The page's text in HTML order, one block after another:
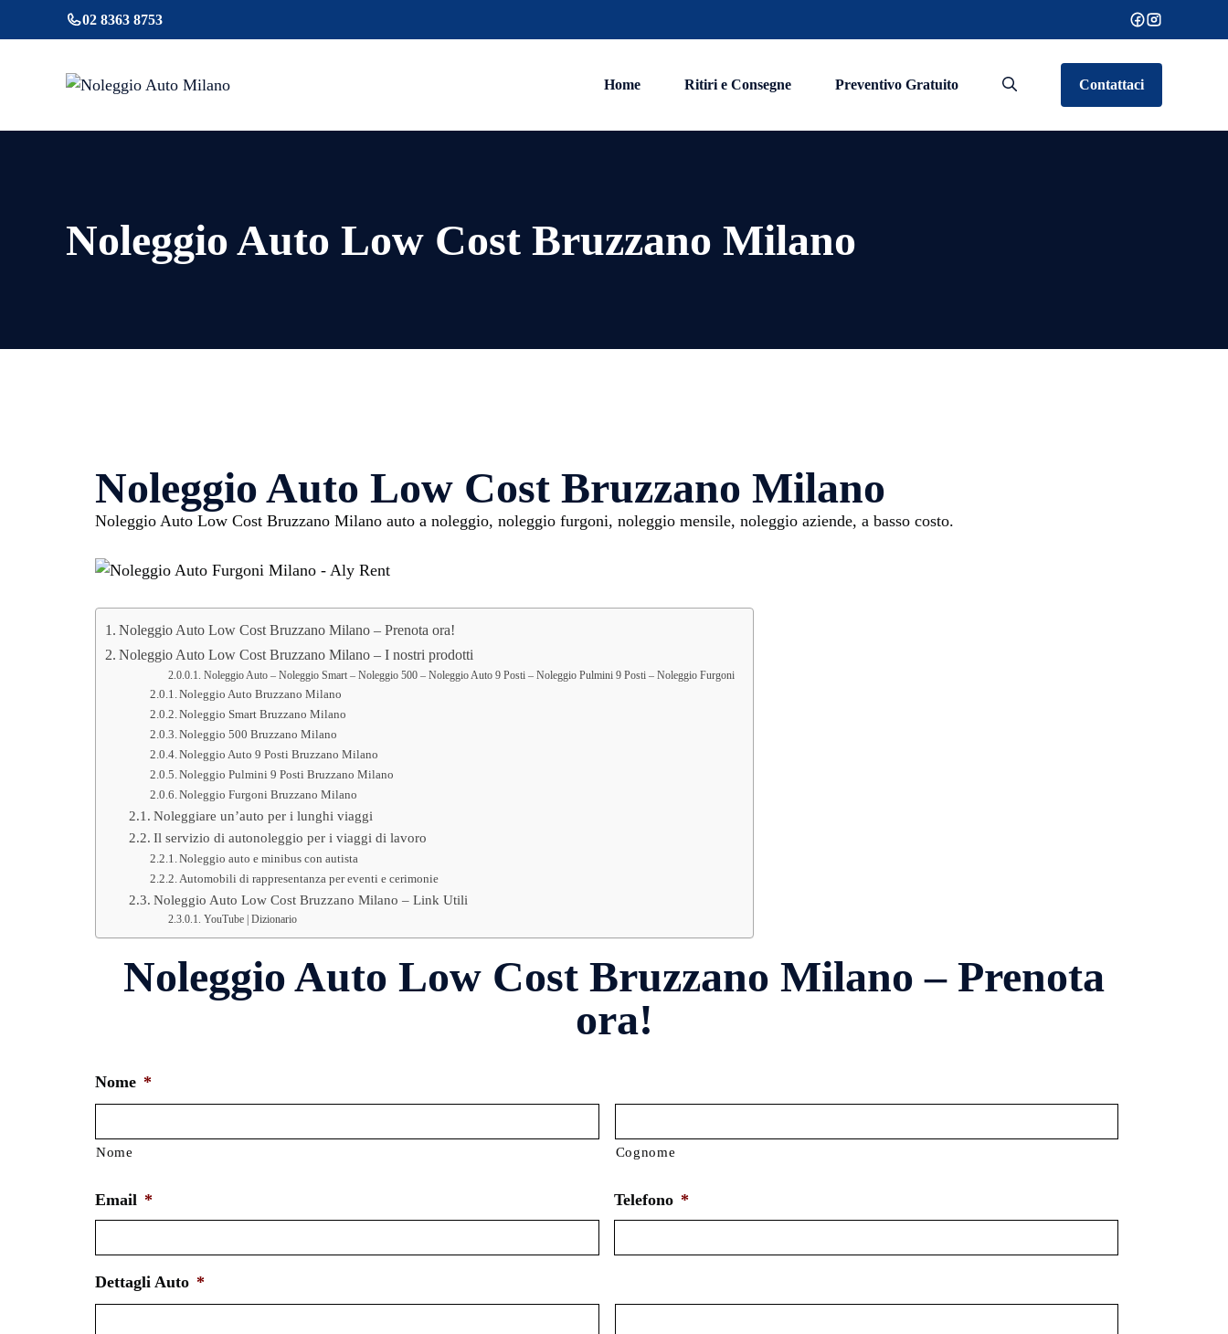
al
02 8363 8753
Home Ritiri e Consegne Preventivo Gratuito Contattaci
Noleggio Auto Low Cost Bruzzano Milano
Noleggio Auto Low Cost Bruzzano Milano
Noleggio Auto Low Cost Bruzzano Milano auto a noleggio, noleggio furgoni, noleggio mensile, noleggio aziende, a basso costo.
Noleggio Auto Low Cost Bruzzano Milano – Prenota ora!
Noleggio Auto Low Cost Bruzzano Milano – I nostri prodotti
Noleggio Auto – Noleggio Smart – Noleggio 500 – Noleggio Auto 9 Posti – Noleggio Pulmini 9 Posti – Noleggio Furgoni
Noleggio Auto Bruzzano Milano
Noleggio Smart Bruzzano Milano
Noleggio 500 Bruzzano Milano
Noleggio Auto 9 Posti Bruzzano Milano
Noleggio Pulmini 9 Posti Bruzzano Milano
Noleggio Furgoni Bruzzano Milano
Noleggiare un’auto per i lunghi viaggi
Il servizio di autonoleggio per i viaggi di lavoro
Noleggio auto e minibus con autista
Automobili di rappresentanza per eventi e cerimonie
Noleggio Auto Low Cost Bruzzano Milano – Link Utili
YouTube | Dizionario
Noleggio Auto Low Cost Bruzzano Milano – Prenota
ora!
Nome *
Nome Cognome
Email * Telefono *
Dettagli Auto *